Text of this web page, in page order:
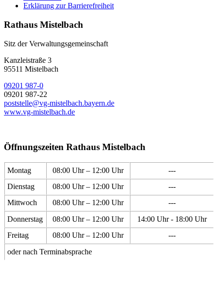
Erklärung zur Barrierefreiheit
Rathaus Mistelbach
Sitz der Verwaltungsgemeinschaft
Kanzleistraße 3
95511 Mistelbach
09201 987-0
09201 987-22
poststelle@vg-mistelbach.bayern.de
www.vg-mistelbach.de
Öffnungszeiten Rathaus Mistelbach
Montag 08:00 Uhr – 12:00 Uhr
---
Dienstag
08:00 Uhr – 12:00 Uhr
---
Mittwoch
08:00 Uhr – 12:00 Uhr
---
Donnerstag
08:00 Uhr – 12:00 Uhr
14:00 Uhr - 18:00 Uhr
Freitag
08:00 Uhr – 12:00 Uhr
---
oder nach Terminabsprache